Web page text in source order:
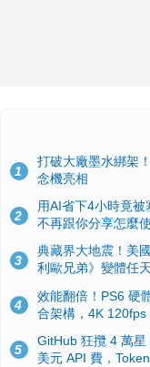
1
打破大廠墨水綁架
念機亮相
2
用AI省下4小時竟
不再跟你分享怎麼
3
典藏界大地震！美
利歐兄弟》變體任
4
效能翻倍！PS6 硬
合架構，4K
5
GitHub 狂攬 4 萬
美元 API 費，